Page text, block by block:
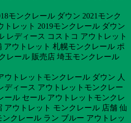
モンクレール ダウン 2021モンク
レット 2019モンクレール ダウン
レディース コストコ アウトレット
ウトレット 札幌モンクレール ポ
レール 販売店 埼玉モンクレール
トレットモンクレール ダウン 人
ディース アウトレットモンクレー
ール セール アウトレットモンクレ
アウトレット モンクレール 店舗 仙
クレール ラン ブルー アウトレッ